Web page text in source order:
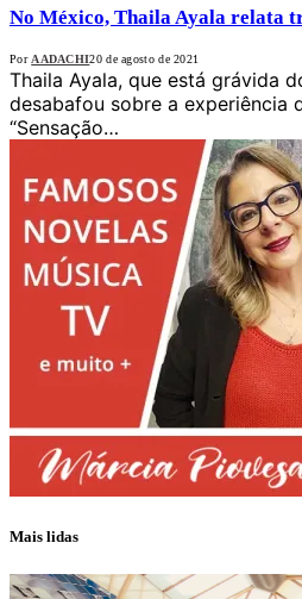
No México, Thaila Ayala relata
Por AADACHI20 de agosto de 2021
Thaila Ayala, que está grávida
desabafou sobre a experiência
“Sensação…
Mais lidas